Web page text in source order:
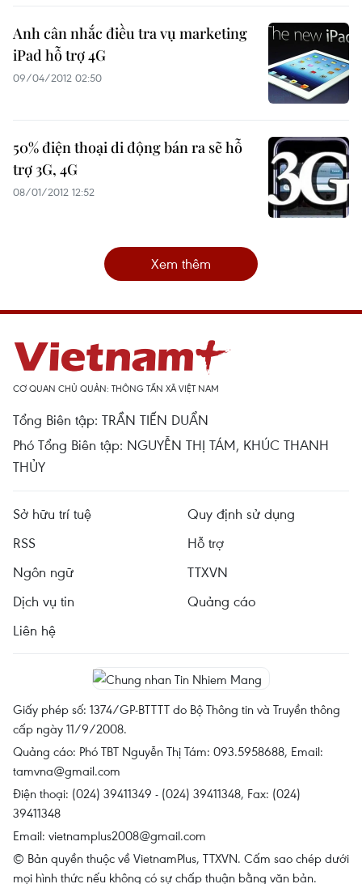
Anh cân nhắc điều tra vụ marketing
iPad hỗ trợ 4G
09/04/2012 02:50
50% điện thoại di động bán ra sẽ hỗ
trợ 3G, 4G
08/01/2012 12:52
Xem thêm
CƠ QUAN CHỦ QUẢN: THÔNG TẤN XÃ VIỆT NAM
Tổng Biên tập: TRẦN TIẾN DUẨN
Phó Tổng Biên tập: NGUYỄN THỊ TÁM, KHÚC THANH
THỦY
Sở hữu trí tuệ
Quy định sử dụng
RSS
Hỗ trợ
Ngôn ngữ
TTXVN
Dịch vụ tin
Quảng cáo
Liên hệ
Giấy phép số: 1374/GP-BTTTT do Bộ Thông tin và Truyền thông
cấp ngày 11/9/2008.
Quảng cáo: Phó TBT Nguyễn Thị Tám: 093.5958688, Email:
tamvna@gmail.com
Điện thoại: (024) 39411349 - (024) 39411348, Fax: (024)
39411348
Email: vietnamplus2008@gmail.com
© Bản quyền thuộc về VietnamPlus, TTXVN. Cấm sao chép dưới
mọi hình thức nếu không có sự chấp thuận bằng văn bản.